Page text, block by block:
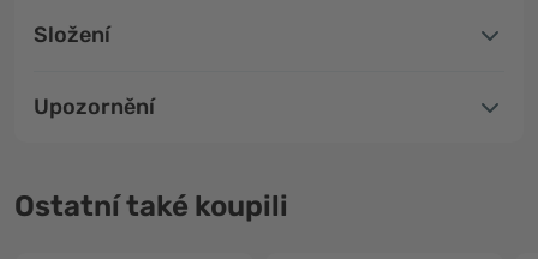
Složení
Upozornění
Ostatní také koupili